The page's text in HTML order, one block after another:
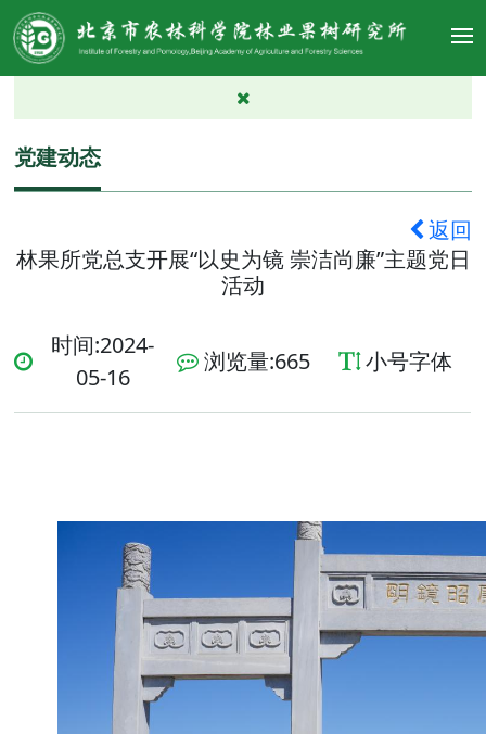
党建动态
返回
林果所党总支开展“以史为镜 崇洁尚廉”主题党日
活动
时间:2024-
05-16
浏览量:665 小号字体